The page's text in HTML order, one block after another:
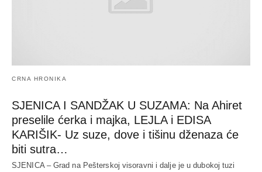
CRNA HRONIKA
SJENICA I SANDŽAK U SUZAMA: Na Ahiret
preselile ćerka i majka, LEJLA i EDISA
KARIŠIK- Uz suze, dove i tišinu dženaza će
biti sutra…
SJENICA – Grad na Pešterskoj visoravni i dalje je u dubokoj tuzi